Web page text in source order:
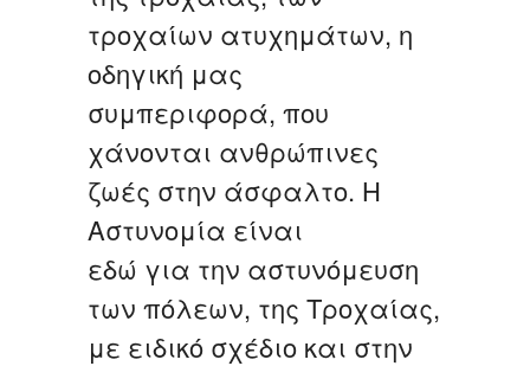
τροχαίων ατυχημάτων, η
οδηγική μας
συμπεριφορά, που
χάνονται ανθρώπινες
ζωές στην άσφαλτο. Η
Αστυνομία είναι
εδώ για την αστυνόμευση
των πόλεων, της Τροχαίας,
με ειδικό σχέδιο και στην